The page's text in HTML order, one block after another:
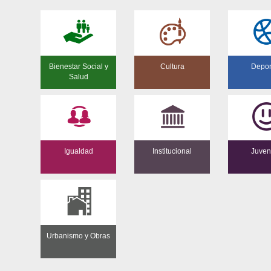
Bienestar Social y
Salud
Cultura
Igualdad Institucional
Urbanismo y Obras